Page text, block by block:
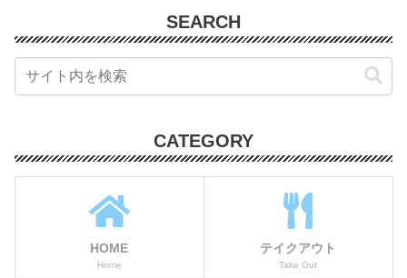
SEARCH
CATEGORY
HOME
Home
テイクアウト
Take Out